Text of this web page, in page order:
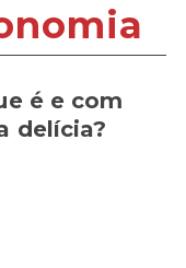
é e com
delícia?